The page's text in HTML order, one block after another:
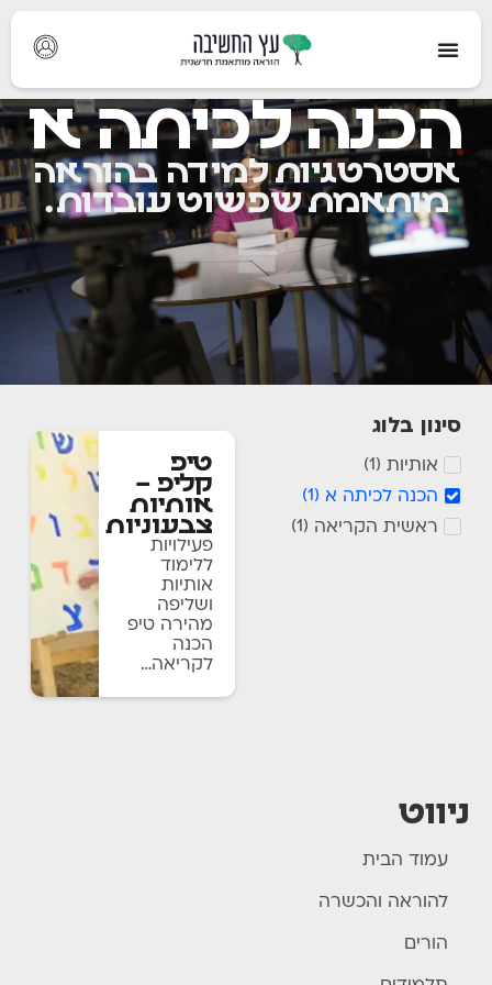
הכנה לכיתה א
אסטרטגיות למידה בהוראה
מותאמת שפשוט עובדות.
סינון בלוג
אותיות (
1
)
הכנה לכיתה א (
1
)
ראשית הקריאה (
1
)
טיפ
קליפ –
אותיות
צבעוניות
פעילויות
ללימוד
אותיות
ושליפה
מהירה טיפ
הכנה
לקריאה…
ניווט
עמוד הבית
להוראה והכשרה
הורים